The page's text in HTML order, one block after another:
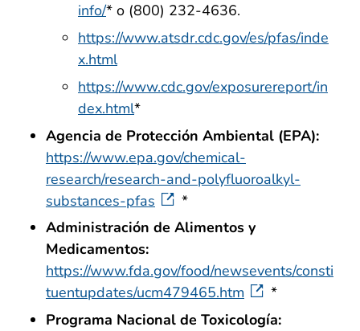
info/* o (800) 232-4636.
https://www.atsdr.cdc.gov/es/pfas/inde
x.html
https://www.cdc.gov/exposurereport/in
dex.html*
Agencia de Protección Ambiental (EPA):
https://www.epa.gov/chemical-
research/research-and-polyfluoroalkyl-
substances-pfas
*
Administración de Alimentos y
Medicamentos:
https://www.fda.gov/food/newsevents/consti
tuentupdates/ucm479465.htm
*
Programa Nacional de Toxicología: